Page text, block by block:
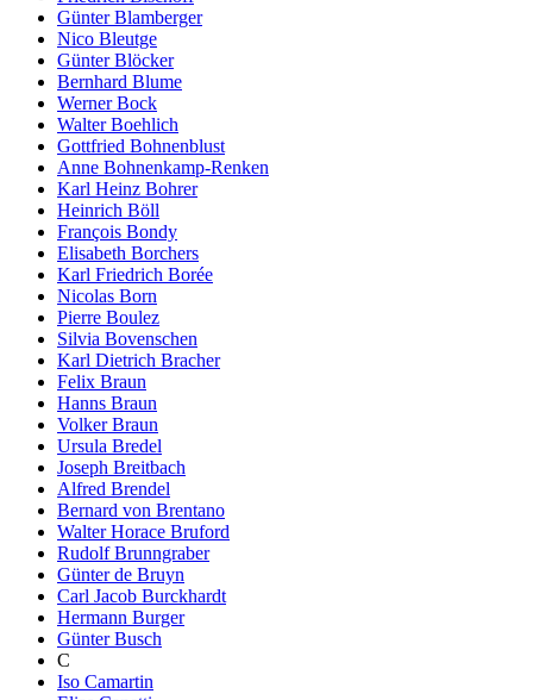
Günter Blamberger
Nico Bleutge
Günter Blöcker
Bernhard Blume
Werner Bock
Walter Boehlich
Gottfried Bohnenblust
Anne Bohnenkamp-Renken
Karl Heinz Bohrer
Heinrich Böll
François Bondy
Elisabeth Borchers
Karl Friedrich Borée
Nicolas Born
Pierre Boulez
Silvia Bovenschen
Karl Dietrich Bracher
Felix Braun
Hanns Braun
Volker Braun
Ursula Bredel
Joseph Breitbach
Alfred Brendel
Bernard von Brentano
Walter Horace Bruford
Rudolf Brunngraber
Günter de Bruyn
Carl Jacob Burckhardt
Hermann Burger
Günter Busch
C
Iso Camartin